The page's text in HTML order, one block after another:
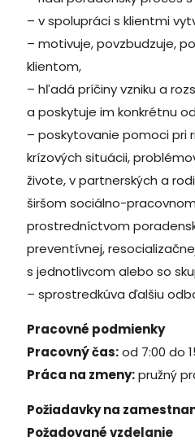
– v spolupráci s klientmi
– motivuje, povzbudzuje,
klientom,
– hľadá príčiny vzniku a
a poskytuje im konkrétnu
– poskytovanie pomoci pri
krízových situácii,
živote, v partnerských a
širšom sociálno-
prostredníctvom
preventívnej,
s jednotlivcom alebo so
– sprostredkúva ďalšiu
Pracovné podmienky
Pracovný čas:od 7:00 do
Práca na zmeny:pružný
Požiadavky na
Požadované vzdelanie